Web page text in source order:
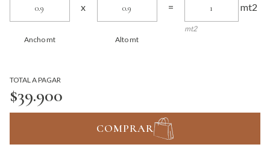
Ancho mt
x
Alto mt
= mt2
mt2
TOTAL A PAGAR
$39.900
COMPRAR